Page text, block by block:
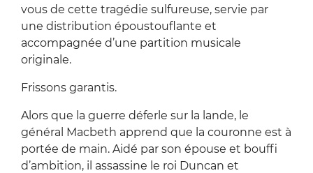
vous de cette tragédie sulfureuse, servie par
une distribution époustouflante et
accompagnée d’une partition musicale
originale.
Frissons garantis.
Alors que la guerre déferle sur la lande, le
général Macbeth apprend que la couronne est à
portée de main. Aidé par son épouse et bouffi
d’ambition, il assassine le roi Duncan et